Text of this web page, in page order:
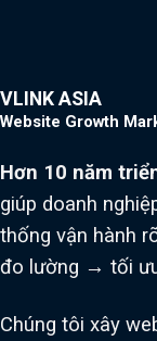
VLINK ASIA
Website Growth
Hơn 10 năm
giúp doanh
thống vận hành
đo lường → tối
Chúng tôi xây